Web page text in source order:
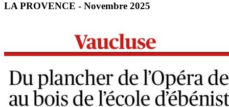
LA PROVENCE - Novembre 2025